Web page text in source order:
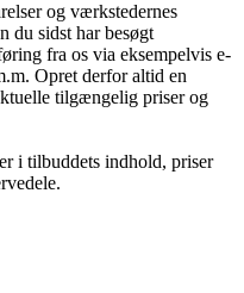
og værkstedernes
du sidst har besøgt
fra os via eksempelvis e-
Opret derfor altid en
tilgængelig priser og
i tilbuddets indhold, priser